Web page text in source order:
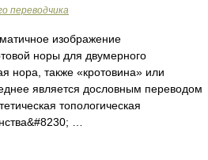
переводчика
изображение
норы для двумерного
нора, также «кротовина» или
является дословным переводом
топологическая
…